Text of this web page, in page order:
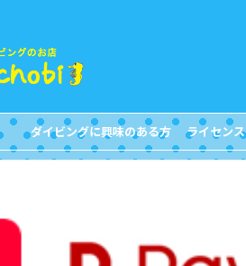
ダイビングに興味のある方 ライセン